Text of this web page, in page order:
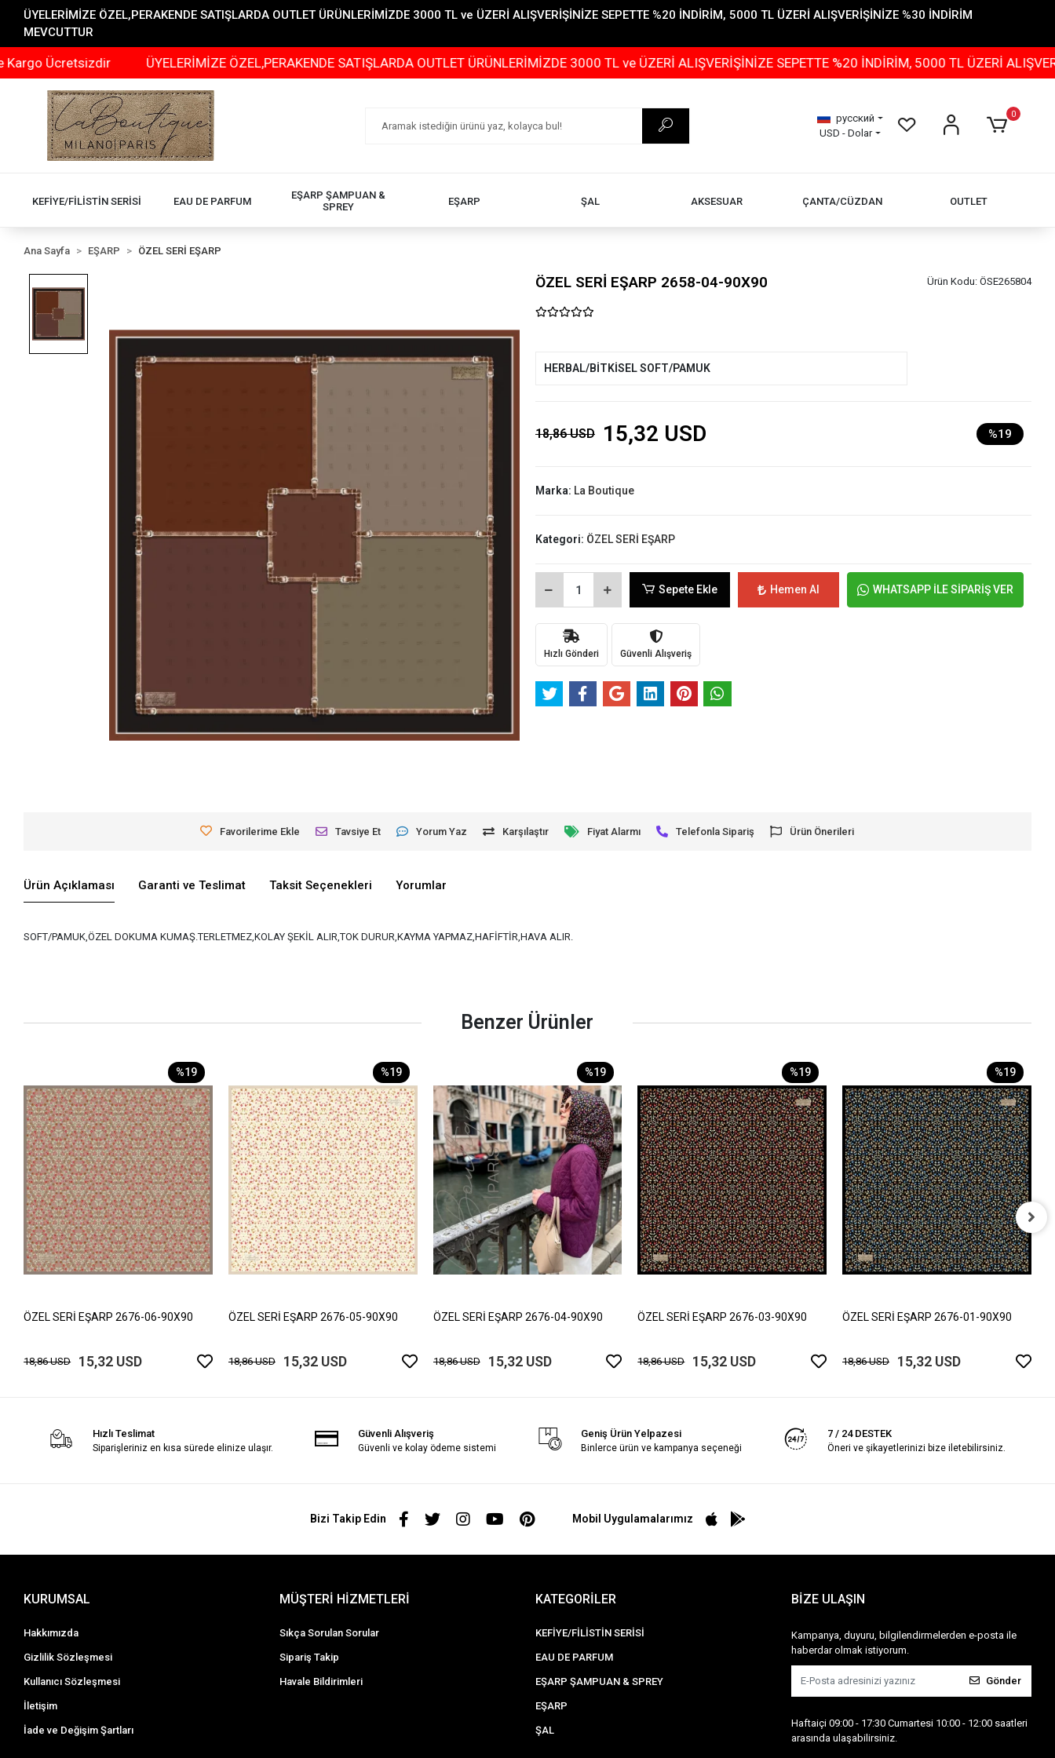
ÜYELERİMİZE ÖZEL,PERAKENDE SATIŞLARDA OUTLET ÜRÜNLERİMİZDE 3000 TL ve ÜZERİ ALIŞVERİŞİNİZE SEPETTE %20 İNDİRİM, 5000 TL ÜZERİ ALIŞVERİŞİNİZE %30 İNDİRİM
MEVCUTTUR
Ücretsizdir ÜYELERİMİZE ÖZEL,PERAKENDE SATIŞLARDA OUTLET ÜRÜNLERİMİZDE 3000 TL ve ÜZERİ ALIŞVERİŞİNİZE SEPETTE %20 İNDİRİM, 5000 TL ÜZERİ
русский
USD - Dolar
0
KEFİYE/FİLİSTİN SERİSİ EAU DE PARFUM
EŞARP ŞAMPUAN &
SPREY
EŞARP ŞAL AKSESUAR ÇANTA/CÜZDAN OUTLET
Ana Sayfa EŞARP ÖZEL SERİ EŞARP
ÖZEL SERİ EŞARP 2658-04-90X90 Ürün Kodu: ÖSE265804
HERBAL/BİTKİSEL SOFT/PAMUK
18,86 USD 15,32 USD %19
Marka: La Boutique
Kategori: ÖZEL SERİ EŞARP
Sepete Ekle Hemen Al WHATSAPP İLE SİPARİŞ VER
Hızlı Gönderi Güvenli Alışveriş
Favorilerime Ekle Tavsiye Et Yorum Yaz Karşılaştır Fiyat Alarmı Telefonla Sipariş Ürün Önerileri
Ürün Açıklaması Garanti ve Teslimat Taksit Seçenekleri Yorumlar
SOFT/PAMUK,ÖZEL DOKUMA KUMAŞ.TERLETMEZ,KOLAY ŞEKİL ALIR,TOK DURUR,KAYMA YAPMAZ,HAFİFTİR,HAVA ALIR.
Benzer Ürünler
%19
ÖZEL SERİ EŞARP 2676-06-90X90
18,86 USD 15,32 USD
%19
ÖZEL SERİ EŞARP 2676-05-90X90
18,86 USD 15,32 USD
%19
ÖZEL SERİ EŞARP 2676-04-90X90
18,86 USD 15,32 USD
%19
ÖZEL SERİ EŞARP 2676-03-90X90
18,86 USD 15,32 USD
%19
ÖZEL SERİ EŞARP 2676-01-90X90
18,86 USD 15,32 USD
Hızlı Teslimat
Siparişleriniz en kısa sürede elinize ulaşır.
Güvenli Alışveriş
Güvenli ve kolay ödeme sistemi
Geniş Ürün Yelpazesi
Binlerce ürün ve kampanya seçeneği
7 / 24 DESTEK
Öneri ve şikayetlerinizi bize iletebilirsiniz.
Bizi Takip Edin Mobil Uygulamalarımız
KURUMSAL
Hakkımızda
Gizlilik Sözleşmesi
Kullanıcı Sözleşmesi
İletişim
İade ve Değişim Şartları
MÜŞTERİ HİZMETLERİ
Sıkça Sorulan Sorular
Sipariş Takip
Havale Bildirimleri
KATEGORİLER
KEFİYE/FİLİSTİN SERİSİ
EAU DE PARFUM
EŞARP ŞAMPUAN & SPREY
EŞARP
ŞAL
BİZE ULAŞIN
Kampanya, duyuru, bilgilendirmelerden e-posta ile
haberdar olmak istiyorum.
Gönder
Haftaiçi 09:00 - 17:30 Cumartesi 10:00 - 12:00 saatleri
arasında ulaşabilirsiniz.